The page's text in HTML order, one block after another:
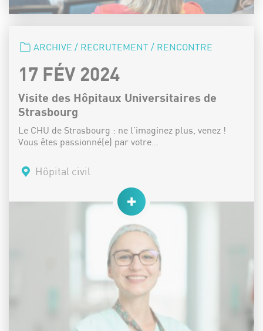
CATÉGORIE :
ARCHIVE / RECRUTEMENT / RENCONTRE
DATE :
17 FÉV 2024
Visite des Hôpitaux Universitaires de
Strasbourg
Le CHU de Strasbourg : ne l’imaginez plus, venez !
Vous êtes passionné(e) par votre…
Lieu :Hôpital civil